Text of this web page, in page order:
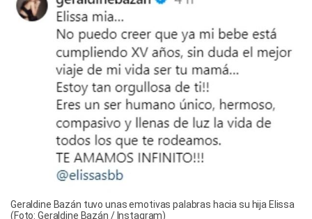
Geraldine Bazán tuvo unas emotivas palabras hacia su hija Elissa
(Foto: Geraldine Bazán / Instagram)